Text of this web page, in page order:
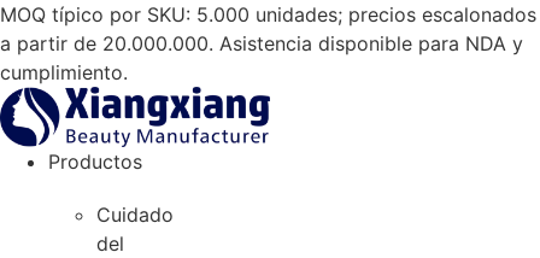
Saltar
al
contenido
MOQ típico por SKU: 5.000 unidades; precios escalonados
a partir de 20.000.000. Asistencia disponible para NDA y
cumplimiento.
Productos
Cuidado
del